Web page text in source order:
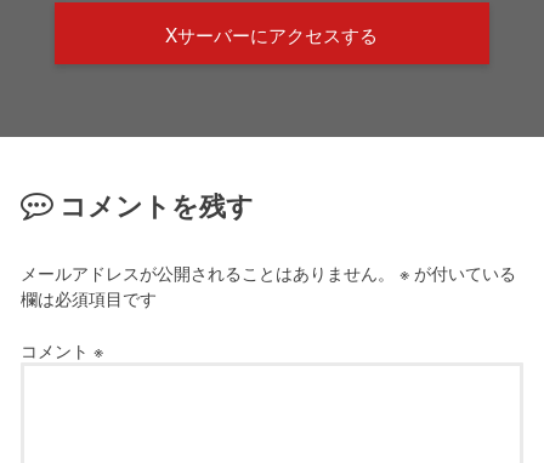
Xサーバーにアクセスする
コメントを残す
メールアドレスが公開されることはありません。 ※が付いている
欄は必須項目です
コメント ※